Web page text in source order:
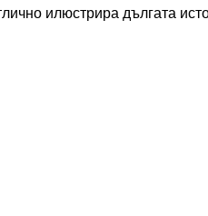
илюстрира дългата